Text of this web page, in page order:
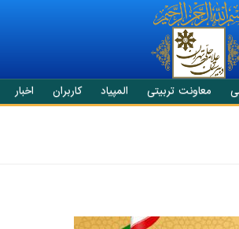
معاونت تربیتی المپیاد کاربران اخبار